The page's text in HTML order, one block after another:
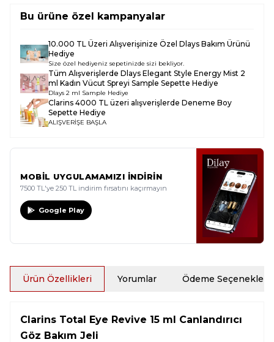
Bu ürüne özel kampanyalar
10.000 TL Üzeri Alışverişinize Özel Dlays Bakım Ürünü
Hediye
Size özel hediyeniz sepetinizde sizi bekliyor.
Tüm Alışverişlerde Dlays Elegant Style Energy Mist 2
ml Kadın Vücut Spreyi Sample Sepette Hediye
Dlays 2 ml Sample Hediye
Clarins 4000 TL üzeri alışverişlerde Deneme Boy
Sepette Hediye
ALIŞVERİŞE BAŞLA
MOBİL UYGULAMAMIZI İNDİRİN
7500 TL'ye 250 TL indirim fırsatını kaçırmayın
Google Play
Ürün Özellikleri Yorumlar Ödeme Seçenekleri
Clarins Total Eye Revive 15 ml Canlandırıcı
Göz Bakım Jeli